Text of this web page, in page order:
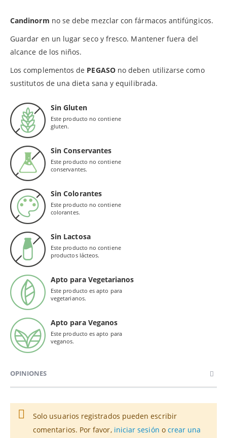
Candinorm no se debe mezclar con fármacos antifúngicos.
Guardar en un lugar seco y fresco. Mantener fuera del
alcance de los niños.
Los complementos de PEGASOno deben utilizarse como
sustitutos de una dieta sana y equilibrada.
Sin Gluten
Este producto no contiene
gluten.
Sin Conservantes
Este producto no contiene
conservantes.
Sin Colorantes
Este producto no contiene
colorantes.
Sin Lactosa
Este producto no contiene
productos lácteos.
Apto para Vegetarianos
Este producto es apto para
vegetarianos.
Apto para Veganos
Este producto es apto para
veganos.
OPINIONES
Solo usuarios registrados pueden escribir
comentarios. Por favor, iniciar sesión o crear una